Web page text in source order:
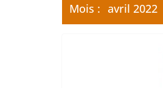
Mois : avril 2022